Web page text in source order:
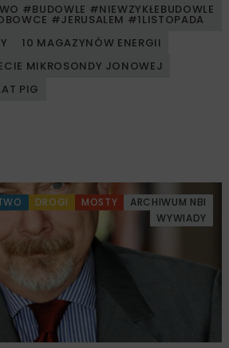
#BUDOWLE #NIEWZYKŁEBUDOWLE
#JERUSALEM #1LISTOPADA
10 MAGAZYNÓW ENERGII
MIKROSONDY JONOWEJ
PIG
DROGI MOSTY
ARCHIWUM NBI
WYWIADY